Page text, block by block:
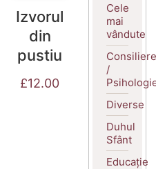
Izvorul
din
pustiu
£12.00
Cele
mai
vândute
Consiliere
/
Diverse
Duhul
Sfânt
Educație